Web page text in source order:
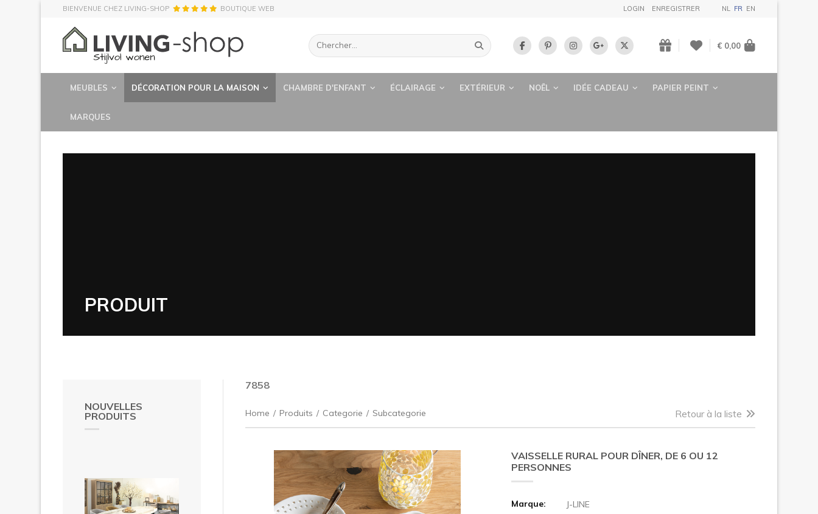
BIENVENUE CHEZ LIVING-SHOP BOUTIQUE WEB LOGIN ENREGISTRER NL FR EN
€ 0,00
MEUBLES DÉCORATION POUR LA MAISON CHAMBRE D'ENFANT ÉCLAIRAGE EXTÉRIEUR NOËL IDÉE CADEAU PAPIER PEINT
MARQUES
PRODUIT
NOUVELLES
PRODUITS
7858
Home / Produits / Categorie / Subcategorie Retour à la liste
VAISSELLE RURAL POUR DÎNER, DE 6 OU 12
PERSONNES
Marque:
J-LINE